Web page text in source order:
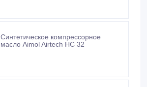
Синтетическое компрессорное
масло Aimol Airtech HC 32